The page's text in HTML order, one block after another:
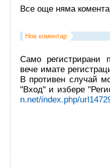
Все още няма
Нов коментар
Само регистрирани
вече имате
В противен случай
"Вход" и избере
n.net/index.php/